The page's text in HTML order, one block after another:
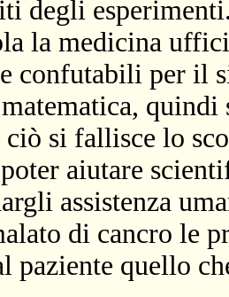
degli
la medicina
confutabili per il
quindi
si fallisce lo
aiutare
assistenza
di cancro le
paziente quello